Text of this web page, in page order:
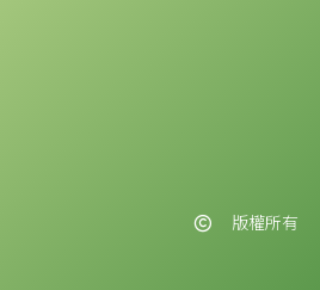
版權所有